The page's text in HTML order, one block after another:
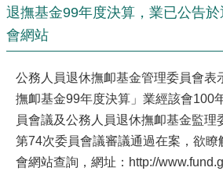
退撫基金99年度決算，業已公告
會網站
公務人員退休撫卹基金管理委員會表
撫卹基金99年度決算」業經該會100
員會議及公務人員退休撫卹基金監理
第74次委員會議審議通過在案，欲瞭
會網站查詢，網址：http://